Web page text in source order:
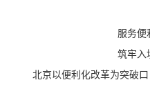
服务便
筑牢入
北京以便利化改革为突破